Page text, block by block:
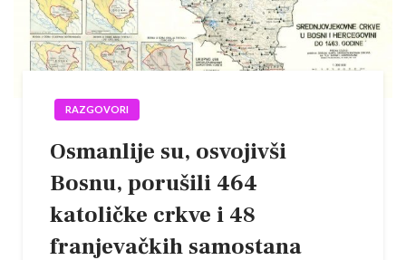
RAZGOVORI
Osmanlije su, osvojivši
Bosnu, porušili 464
katoličke crkve i 48
franjevačkih samostana